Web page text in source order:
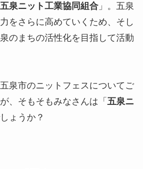
五泉ニット工業協同組合 」。五泉
をさらに高めていくため、そし
のまちの活性化を目指して活動
泉市のニットフェスについてご
、そもそもみなさんは「 五泉ニ
ょうか？